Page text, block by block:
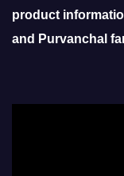
product
and Purvanchal